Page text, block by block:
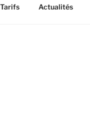
Actualités